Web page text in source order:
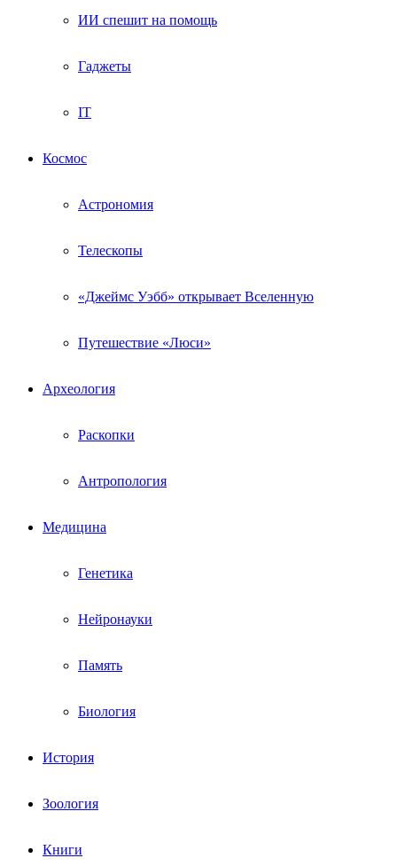
ИИ спешит на помощь
Гаджеты
IT
Космос
Астрономия
Телескопы
«Джеймс Уэбб» открывает Вселенную
Путешествие «Люси»
Археология
Раскопки
Антропология
Медицина
Генетика
Нейронауки
Память
Биология
История
Зоология
Книги